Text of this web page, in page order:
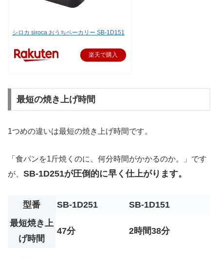
シロカ siroca おうちベーカリー SB-1D151
楽天で購入
最短の焼き上げ時間
1つめの違いは最短の焼き上げ時間です。
「食パンを1斤焼くのに、何分時間がかかるのか。」です
が、 SB-1D251が圧倒的に早く仕上がります。
型番 SB-1D251
SB-1D151
最短焼き上
げ時間
47分 2時間38分